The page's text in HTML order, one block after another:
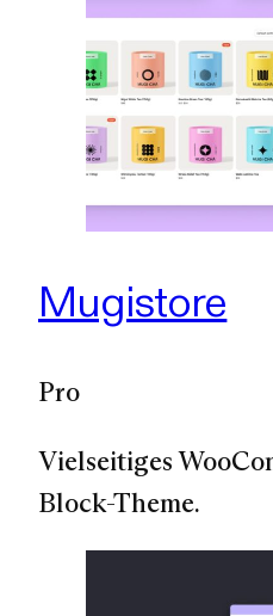
Mugistore
Pro
Vielseitiges
Block-Theme.